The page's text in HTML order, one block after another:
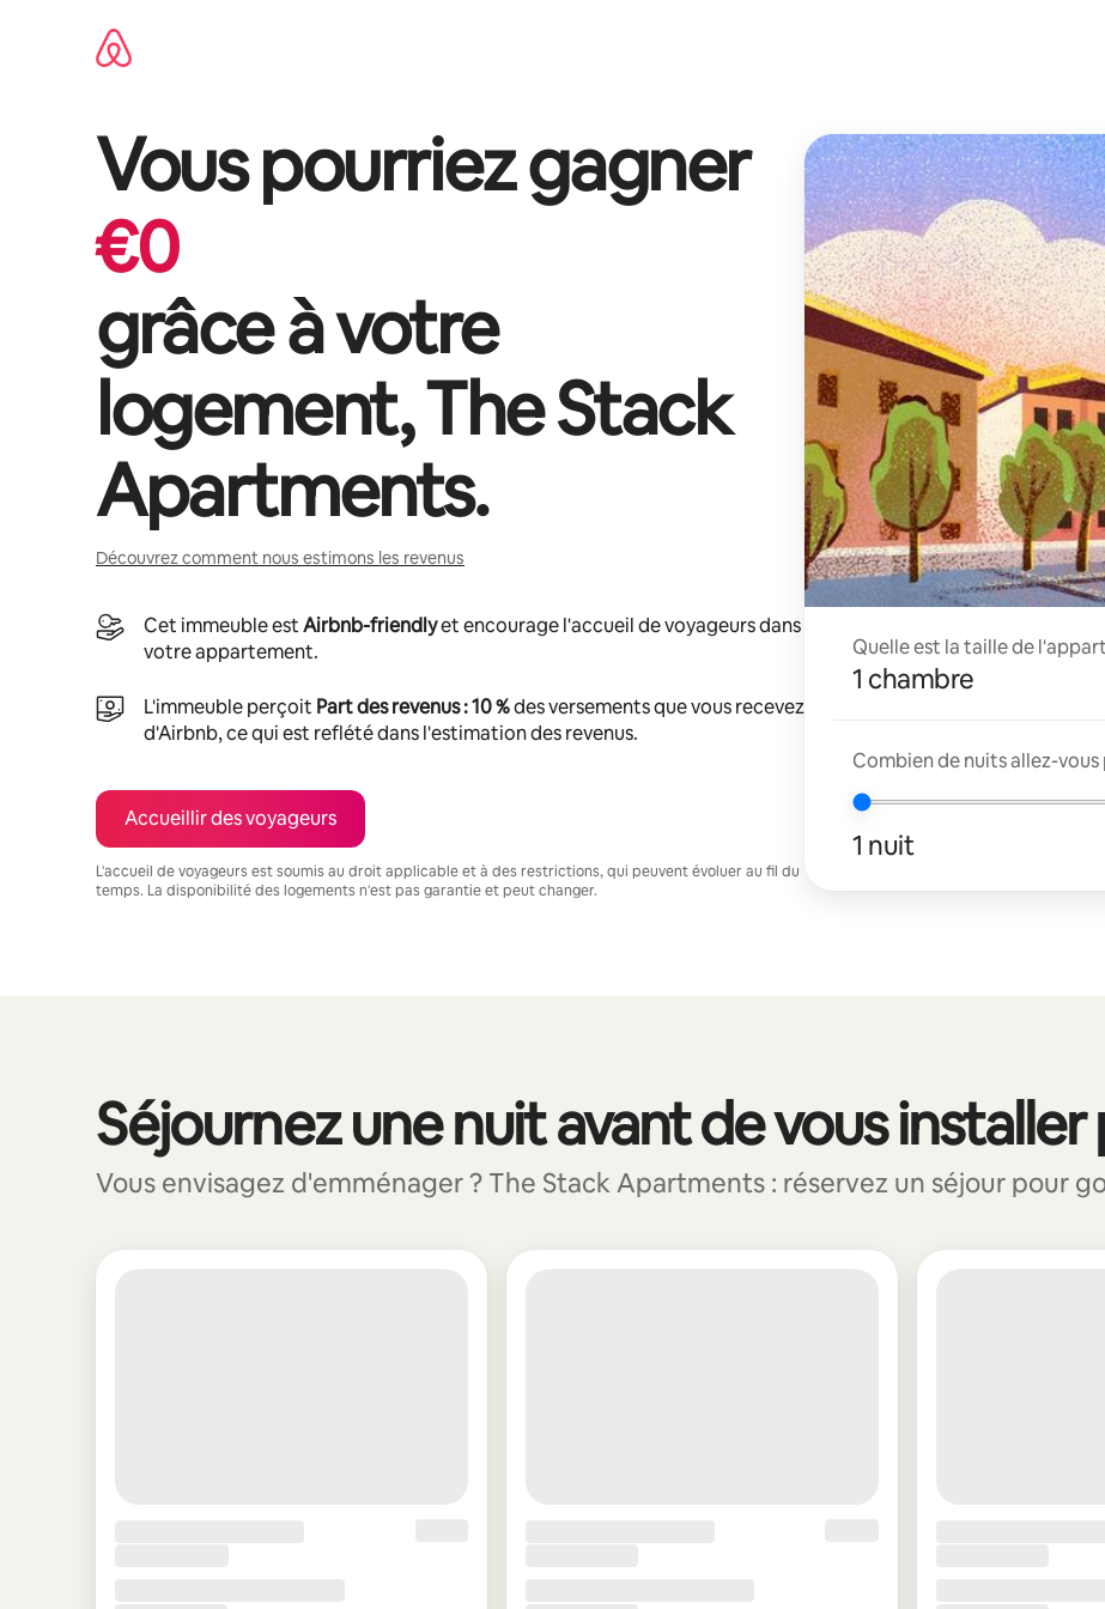
Vous pourriez gagner
€0
grâce à votre
logement,The Stack
Apartments.
Découvrez comment nous estimons les revenus
Cet immeuble estAirbnb-friendlyet encourage l'accueil de voyageurs dans
votre appartement.
L'immeuble perçoit Part des revenus : 10 %des versements que vous recevez
d'Airbnb, ce qui est reflété dans l'estimation des revenus.
Accueillir des voyageurs
L'accueil de voyageurs est soumis au droit applicable et à des restrictions, qui peuvent évoluer au fil du
temps. La disponibilité des logements n'est pas garantie et peut changer.
Quelle est la taille de
1 chambre
Combien de nuits allez-
1 nuit
Séjournez une nuit avant de vous installer
Vous envisagez d'emménager ? The Stack Apartments : réservez un séjour pour
0 sur 0 élément visible